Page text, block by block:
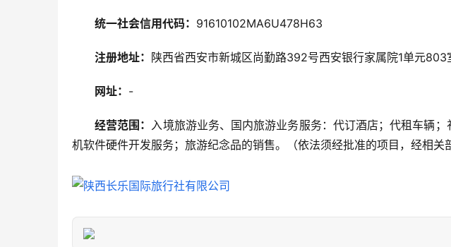
统一社会信用代码： 91610102MA6U478H63
注册地址： 陕西省西安市新城区尚勤路392号西安银行家属院1单元803
网址： -
经营范围： 入境旅游业务、国内旅游业务服务：代订酒店；代租车辆
机软件硬件开发服务；旅游纪念品的销售。（依法须经批准的项目，经相关